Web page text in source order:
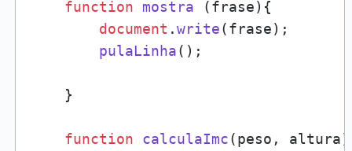
function mostra (frase){
document .write(frase);
pulaLinha();
    }
function calculaImc(peso, altura